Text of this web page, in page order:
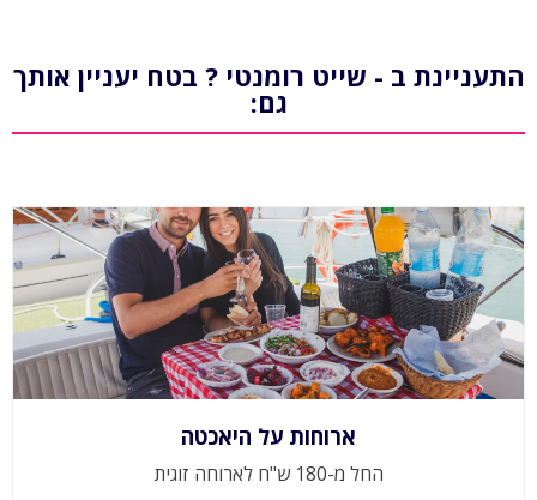
התעניינת ב - שייט רומנטי ? בטח יעניין אותך
גם:
ארוחות על היאכטה
החל מ-180 ש"ח לארוחה זוגית